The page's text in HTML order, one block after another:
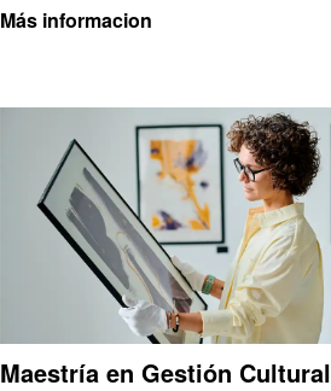
Más informacion
Maestría en Gestión Cultural